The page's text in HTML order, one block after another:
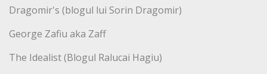
Dragomir's (blogul lui Sorin Dragomir)
George Zafiu aka Zaff
The Idealist (Blogul Ralucai Hagiu)